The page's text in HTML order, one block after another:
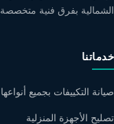
الشمالية بفرق فنية متخصصة.
خدماتنا
صيانة التكييفات بجميع أنواعها
تصليح الأجهزة المنزلية